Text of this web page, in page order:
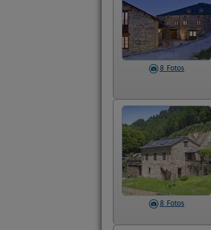
8 Fotos
8 Fotos